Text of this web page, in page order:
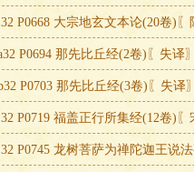
32 P0668 大宗地玄文本论(20卷)〖
P0694 那先比丘经(2卷)〖失译〗
P0703 那先比丘经(3卷)〖失译〗
32 P0719 福盖正行所集经(12卷)〖
32 P0745 龙树菩萨为禅陀迦王说